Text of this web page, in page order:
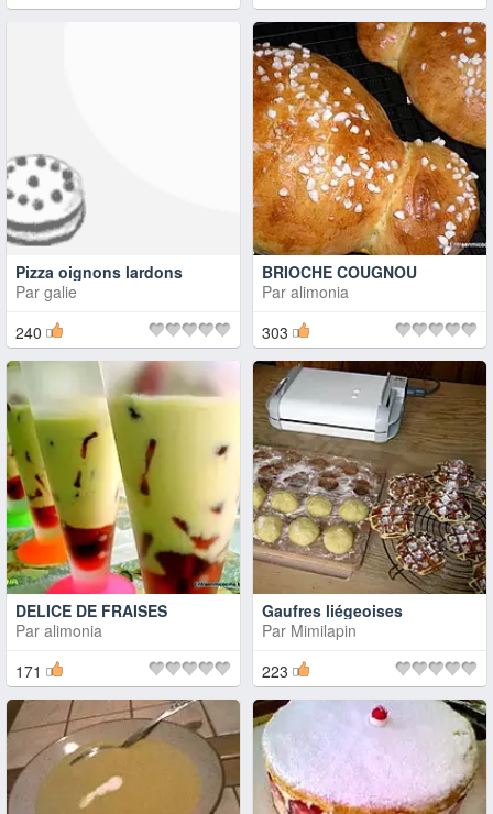
Pizza oignons lardons
Par galie
240
BRIOCHE COUGNOU
Par alimonia
303
DELICE DE FRAISES
Par alimonia
171
Gaufres liégeoises
Par Mimilapin
223